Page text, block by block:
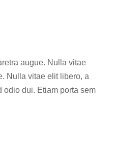
augue. Nulla vitae
Nulla vitae elit libero, a
odio dui. Etiam porta sem